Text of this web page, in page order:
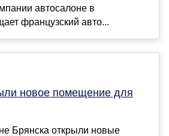
автосалоне в
французский авто...
новое помещение для
Брянска открыли новые